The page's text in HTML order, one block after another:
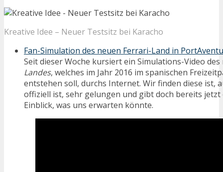
Kreative Idee – Neuer Testsitz bei Karacho
Fan-Simulation des neuen Ferrari-Land in
Seit dieser Woche kursiert ein Simulations-Video
Landes, welches im Jahr 2016 im spanischen
entstehen soll, durchs Internet. Wir finden diese ist,
offiziell ist, sehr gelungen und gibt doch bereits jetzt
Einblick, was uns erwarten könnte.